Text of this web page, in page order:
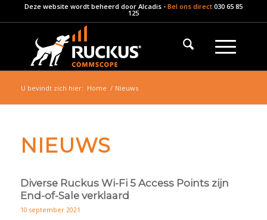
Deze website wordt beheerd door Alcadis- Bel ons direct 030 65 85
125
U bevindt zich hier: Home / Nieuws
NIEUWS
Diverse Ruckus Wi-Fi 5 Access Points zijn
End-of-Sale verklaard
10 september 2021